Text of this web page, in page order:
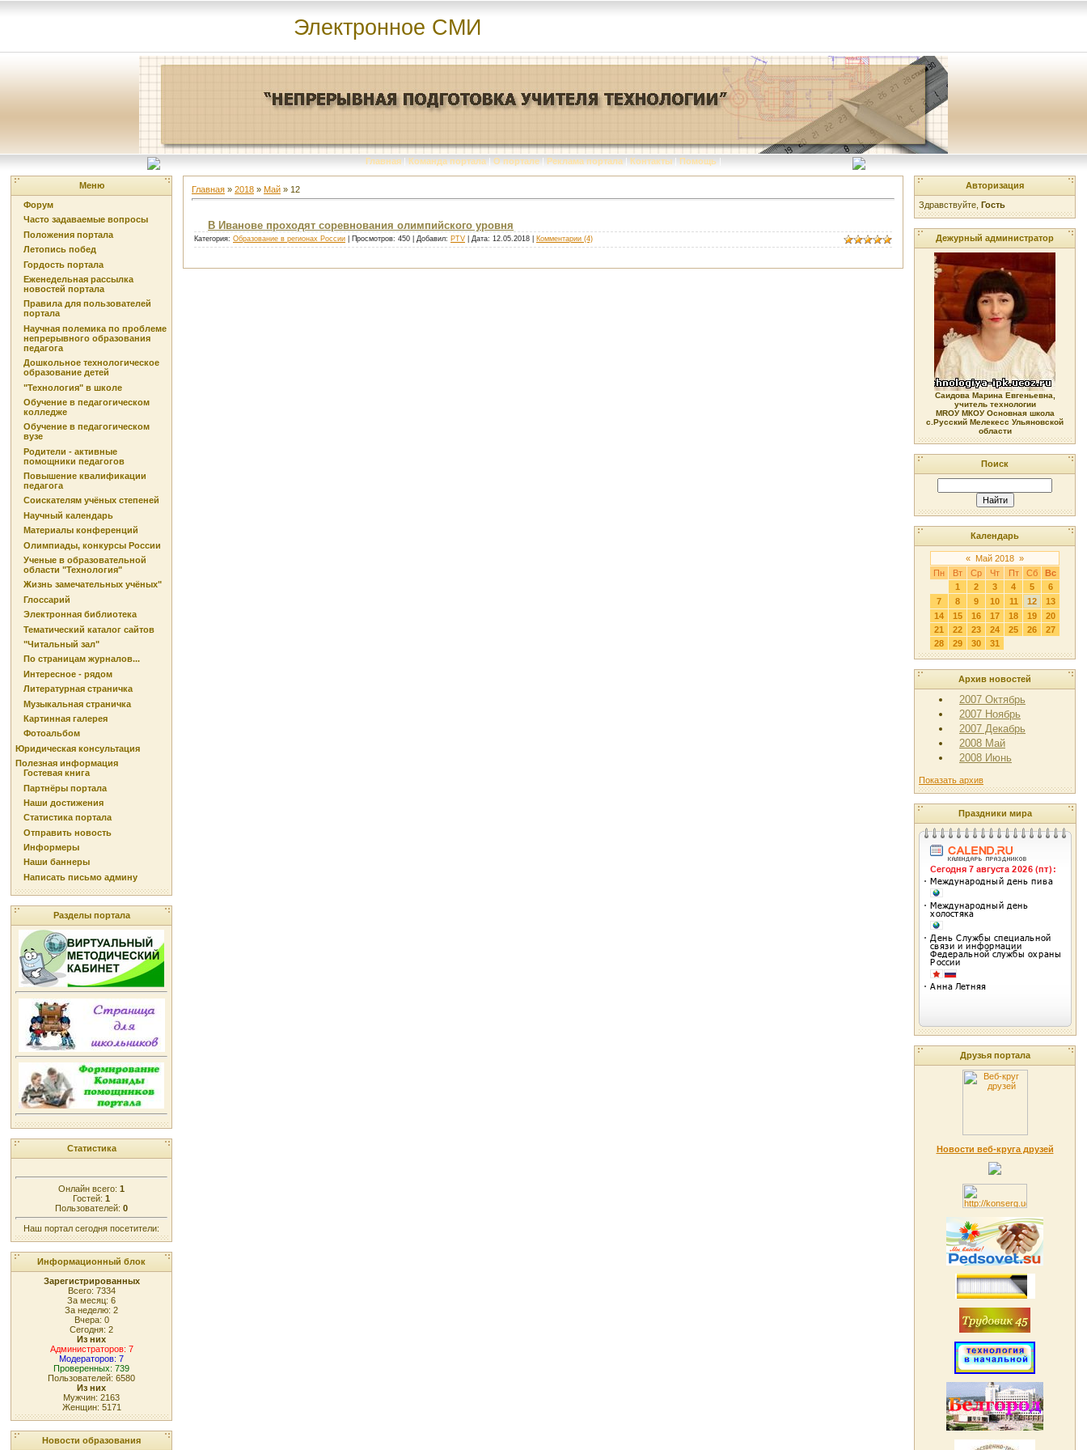
Электронное СМИ
Главная | Команда портала | О портале | Реклама портала | Контакты | Помощь |
Меню
Форум
Часто задаваемые вопросы
Положения портала
Летопись побед
Гордость портала
Еженедельная рассылка
новостей портала
Правила для пользователей
портала
Научная полемика по проблеме
непрерывного образования
педагога
Дошкольное технологическое
образование детей
"Технология" в школе
Обучение в педагогическом
колледже
Обучение в педагогическом
вузе
Родители - активные
помощники педагогов
Повышение квалификации
педагога
Соискателям учёных степеней
Научный календарь
Материалы конференций
Олимпиады, конкурсы России
Ученые в образовательной
области "Технология"
Жизнь замечательных учёных"
Глоссарий
Электронная библиотека
Тематический каталог сайтов
"Читальный зал"
По страницам журналов...
Интересное - рядом
Литературная страничка
Музыкальная страничка
Картинная галерея
Фотоальбом
Юридическая консультация
Полезная информация
Гостевая книга
Партнёры портала
Наши достижения
Статистика портала
Отправить новость
Информеры
Наши баннеры
Написать письмо админу
Разделы портала
Статистика
Онлайн всего: 1
Гостей: 1
Пользователей: 0
Наш портал сегодня посетители:
Информационный блок
Зарегистрированных
Всего: 7334
За месяц: 6
За неделю: 2
Вчера: 0
Сегодня: 2
Из них
Администраторов: 7
Модераторов: 7
Проверенных: 739
Пользователей: 6580
Из них
Мужчин: 2163
Женщин: 5171
Новости образования
Главная » 2018 » Май » 12
В Иванове проходят соревнования олимпийского уровня
Категория: Образование в регионах России | Просмотров: 450 | Добавил: PTV | Дата: 12.05.2018 Комментарии (4)
Авторизация
Здравствуйте, Гость
Дежурный администратор
Саидова Марина Евгеньевна,
учитель технологии
МRОУ МКОУ Основная школа
с.Русский Мелекесс Ульяновской
области
Поиск
Календарь
« Май 2018 »
Пн
Вт Ср Чт Пт Сб
Вс
1
2 3 4 5
6
7
8 9 10 11 12
13
14
15 16 17 18 19
20
21
22 23 24 25 26
27
28
29 30 31
Архив новостей
2007 Октябрь
2007 Ноябрь
2007 Декабрь
2008 Май
2008 Июнь
Показать архив
Праздники мира
Друзья портала
Новости веб-круга друзей